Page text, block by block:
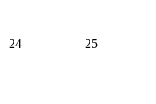
24 25